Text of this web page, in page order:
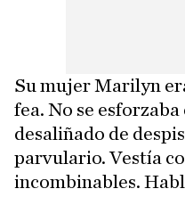
Su mujer Marilyn
fea. No se
desaliñado de
parvulario. Vestía
incombinables.